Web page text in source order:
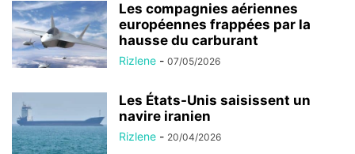
Les compagnies aériennes
européennes frappées par la
hausse du carburant
Rizlene - 07/05/2026
Les États-Unis saisissent un
navire iranien
Rizlene - 20/04/2026